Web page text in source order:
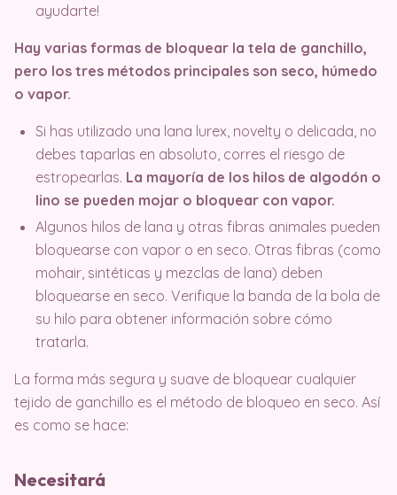
ayudarte!
Hay varias formas de bloquear la tela de ganchillo,
pero los tres métodos principales son seco, húmedo
o vapor.
Si has utilizado una lana lurex, novelty o delicada, no
debes taparlas en absoluto, corres el riesgo de
estropearlas. La mayoría de los hilos de algodón o
lino se pueden mojar o bloquear con vapor.
Algunos hilos de lana y otras fibras animales pueden
bloquearse con vapor o en seco. Otras fibras (como
mohair, sintéticas y mezclas de lana) deben
bloquearse en seco. Verifique la banda de la bola de
su hilo para obtener información sobre cómo
tratarla.
La forma más segura y suave de bloquear cualquier
tejido de ganchillo es el método de bloqueo en seco. Así
es como se hace:
Necesitará